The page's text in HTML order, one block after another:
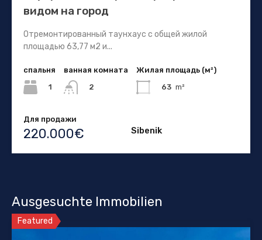
видом на город
Отремонтированный таунхаус с общей жилой
площадью 63,77 м2 и...
спальня
1
ванная комната
2
Жилая площадь (м²)
63 m²
Для продажи
220.000€ Sibenik
Ausgesuchte Immobilien
Featured